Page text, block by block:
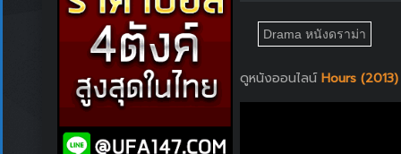
Drama หนังดราม่า
ดูหนังออนไลน์Hours